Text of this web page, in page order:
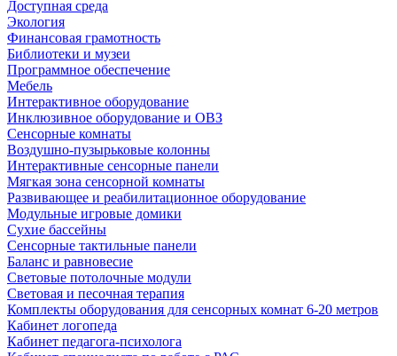
Доступная среда
Экология
Финансовая грамотность
Библиотеки и музеи
Программное обеспечение
Мебель
Интерактивное оборудование
Инклюзивное оборудование и ОВЗ
Cенсорные комнаты
Воздушно-пузырьковые колонны
Интерактивные сенсорные панели
Мягкая зона сенсорной комнаты
Развивающее и реабилитационное оборудование
Модульные игровые домики
Сухие бассейны
Сенсорные тактильные панели
Баланс и равновесие
Световые потолочные модули
Световая и песочная терапия
Комплекты оборудования для сенсорных комнат 6-20 метров
Кабинет логопеда
Кабинет педагога-психолога